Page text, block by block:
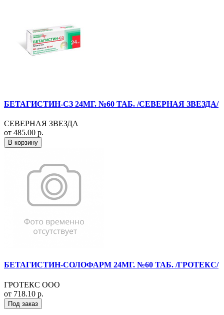
БЕТАГИСТИН-СЗ 24МГ. №60 ТАБ. /СЕВЕРНАЯ ЗВЕЗДА/
СЕВЕРНАЯ ЗВЕЗДА
от 485.00 р.
В корзину
БЕТАГИСТИН-СОЛОФАРМ 24МГ. №60 ТАБ. /ГРОТЕКС/
ГРОТЕКС ООО
от 718.10 р.
Под заказ